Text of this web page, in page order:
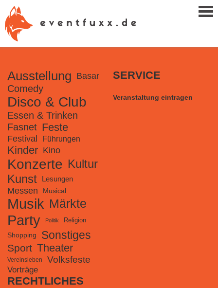
Ausstellung Basar
Comedy
Disco & Club
Essen & Trinken
Fasnet Feste
Festival Führungen
Kinder Kino
Konzerte Kultur
Kunst Lesungen
Messen Musical
Musik Märkte
Party Politik Religion
Shopping Sonstiges
Sport Theater
Vereinsleben Volksfeste
Vorträge
SERVICE
Veranstaltung eintragen
RECHTLICHES